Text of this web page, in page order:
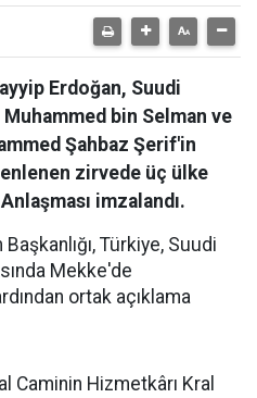
Erdoğan, Suudi
bin Selman ve
Şahbaz Şerif'in
zirvede üç ülke
imzalandı.
Türkiye, Suudi
Mekke'de
ortak açıklama
Caminin Hizmetkârı Kral